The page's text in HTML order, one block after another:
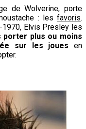
de Wolverine, porte
: les favoris.
Elvis Presley les
porter plus ou moins
sur les joues en